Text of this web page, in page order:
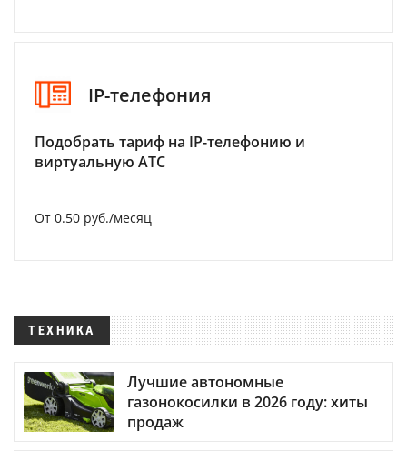
IP-телефония
Подобрать тариф на IP-телефонию и
виртуальную АТС
От 0.50 руб./месяц
ТЕХНИКА
Лучшие автономные
газонокосилки в 2026 году: хиты
продаж